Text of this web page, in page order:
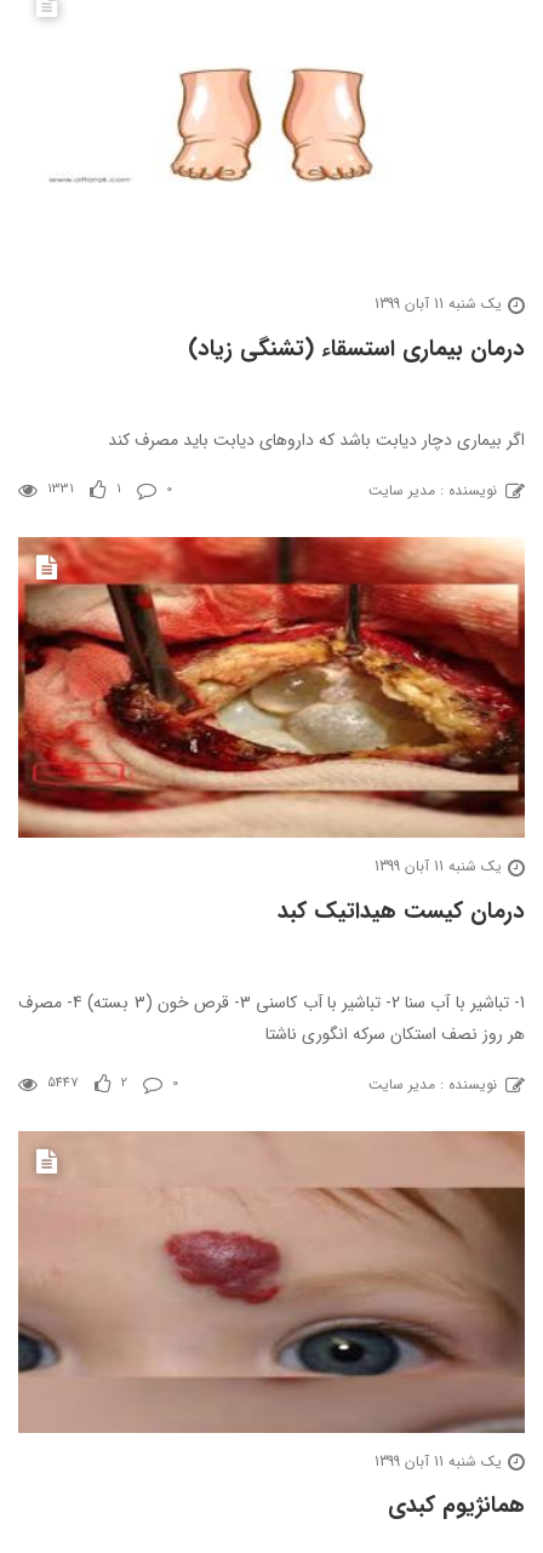
یک شنبه 11 آبان 1399
درمان بیماری استسقاء (تشنگی زیاد)
اگر بیماری دچار دیابت باشد که داروهای دیابت باید مصرف کند
نویسنده : مدیر سایت 1331 1 0
یک شنبه 11 آبان 1399
درمان کیست هیداتیک کبد
1- تباشیر با آب سنا 2- تباشیر با آب کاسنی 3- قرص خون (3 بسته) 4- مصرف
هر روز نصف استکان سرکه انگوری ناشتا
نویسنده : مدیر سایت 5447 2 0
یک شنبه 11 آبان 1399
همانژیوم کبدی